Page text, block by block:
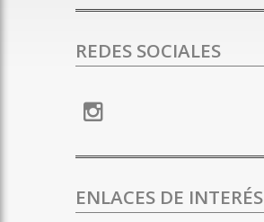
REDES SOCIALES
ENLACES DE INTERÉS